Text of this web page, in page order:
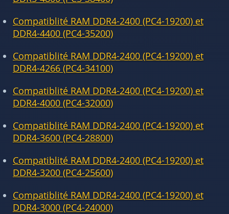
Compatiblité RAM DDR4-2400 (PC4-19200) et
DDR4-4400 (PC4-35200)
Compatiblité RAM DDR4-2400 (PC4-19200) et
DDR4-4266 (PC4-34100)
Compatiblité RAM DDR4-2400 (PC4-19200) et
DDR4-4000 (PC4-32000)
Compatiblité RAM DDR4-2400 (PC4-19200) et
DDR4-3600 (PC4-28800)
Compatiblité RAM DDR4-2400 (PC4-19200) et
DDR4-3200 (PC4-25600)
Compatiblité RAM DDR4-2400 (PC4-19200) et
DDR4-3000 (PC4-24000)